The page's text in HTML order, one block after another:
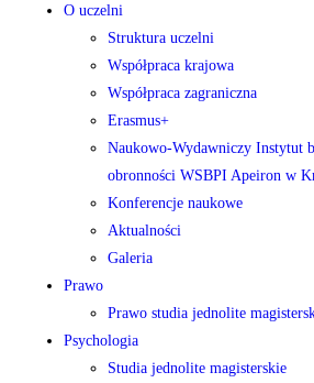
O uczelni
Struktura uczelni
Współpraca krajowa
Współpraca zagraniczna
Erasmus+
Naukowo-Wydawniczy Instytut
obronności WSBPI Apeiron w
Konferencje naukowe
Aktualności
Galeria
Prawo
Prawo studia jednolite
Psychologia
Studia jednolite magisterskie